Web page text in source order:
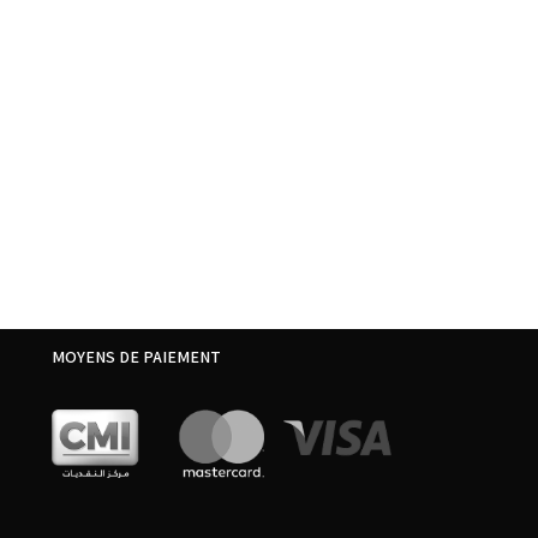
MOYENS DE PAIEMENT